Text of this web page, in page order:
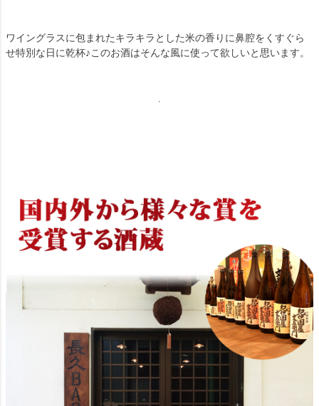
ワイングラスに包まれたキラキラとした米の香りに鼻腔をくすぐら
せ特別な日に乾杯♪このお酒はそんな風に使って欲しいと思います。